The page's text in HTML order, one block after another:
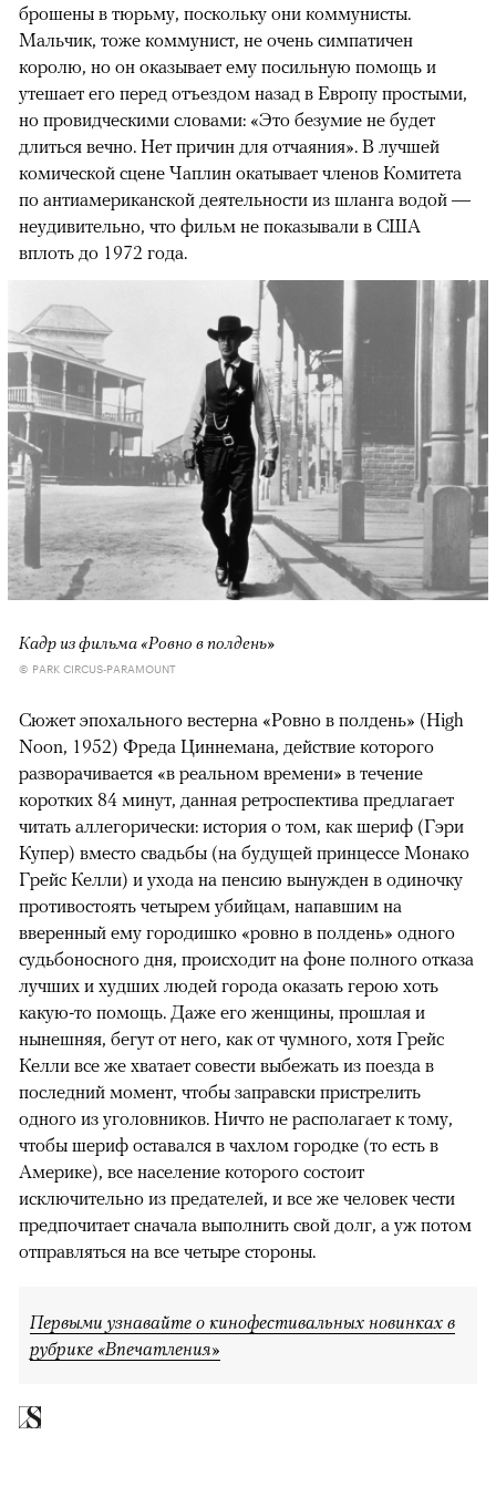
брошены в тюрьму, поскольку они коммунисты.
Мальчик, тоже коммунист, не очень симпатичен
королю, но он оказывает ему посильную помощь и
утешает его перед отъездом назад в Европу простыми,
но провидческими словами: «Это безумие не будет
длиться вечно. Нет причин для отчаяния». В лучшей
комической сцене Чаплин окатывает членов Комитета
по антиамериканской деятельности из шланга водой —
неудивительно, что фильм не показывали в США
вплоть до 1972 года.
Кадр из фильма «Ровно в полдень»
© PARK CIRCUS-PARAMOUNT
Сюжет эпохального вестерна «Ровно в полдень» (High
Noon, 1952) Фреда Циннемана, действие которого
разворачивается «в реальном времени» в течение
коротких 84 минут, данная ретроспектива предлагает
читать аллегорически: история о том, как шериф (Гэри
Купер) вместо свадьбы (на будущей принцессе Монако
Грейс Келли) и ухода на пенсию вынужден в одиночку
противостоять четырем убийцам, напавшим на
вверенный ему городишко «ровно в полдень» одного
судьбоносного дня, происходит на фоне полного отказа
лучших и худших людей города оказать герою хоть
какую-то помощь. Даже его женщины, прошлая и
нынешняя, бегут от него, как от чумного, хотя Грейс
Келли все же хватает совести выбежать из поезда в
последний момент, чтобы заправски пристрелить
одного из уголовников. Ничто не располагает к тому,
чтобы шериф оставался в чахлом городке (то есть в
Америке), все население которого состоит
исключительно из предателей, и все же человек чести
предпочитает сначала выполнить свой долг, а уж потом
отправляться на все четыре стороны.
Первыми узнавайте о кинофестивальных новинках в
рубрике «Впечатления»